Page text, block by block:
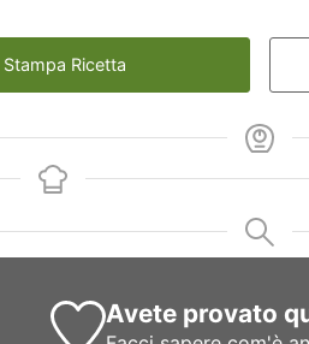
Stampa Ricetta
Avete provato